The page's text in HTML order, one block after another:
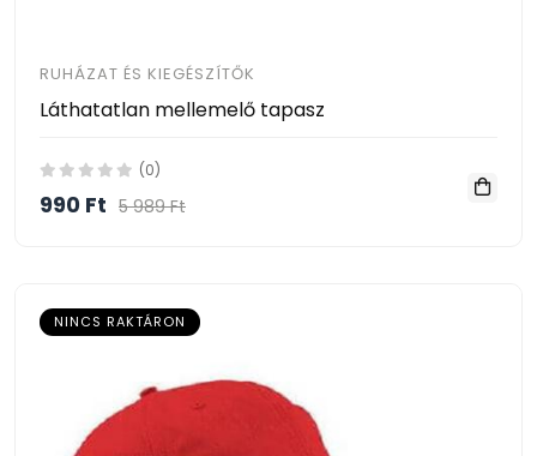
RUHÁZAT ÉS KIEGÉSZÍTŐK
Láthatatlan mellemelő tapasz
(0)
990 Ft 5 989 Ft
NINCS RAKTÁRON